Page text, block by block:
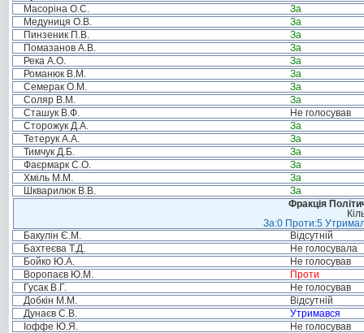
Масоріна О.С.
За
Медуниця О.В.
За
Пинзеник П.В.
За
Помазанов А.В.
За
Река А.О.
За
Романюк В.М.
За
Семерак О.М.
За
Соляр В.М.
За
Сташук В.Ф.
Не голосував
Сторожук Д.А.
За
Тетерук А.А.
За
Тимчук Д.Б.
За
Фаєрмарк С.О.
За
Хміль М.М.
За
Шкварилюк В.В.
За
Фракція
За:0 Проти:5
Бакулін Є.М.
Відсутній
Бахтеєва Т.Д.
Не голосувала
Бойко Ю.А.
Не голосував
Воропаєв Ю.М.
Проти
Гусак В.Г.
Не голосував
Добкін М.М.
Відсутній
Дунаєв С.В.
Утримався
Іоффе Ю.Я.
Не голосував